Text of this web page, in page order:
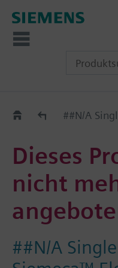
Old2New##N/A
Dieses
nicht
##N/A Single